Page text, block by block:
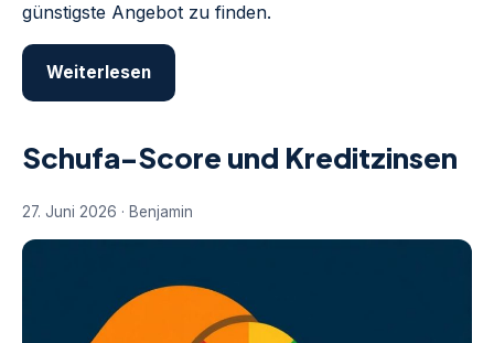
günstigste Angebot zu finden.
Weiterlesen
Schufa-Score und Kreditzinsen
27. Juni 2026 · Benjamin